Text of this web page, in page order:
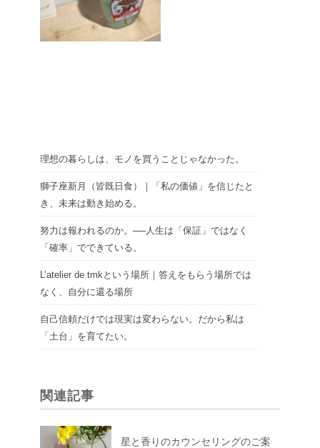
理想の暮らしは、モノを買うことじゃなかった。
獅子座新月（皆既日食）｜「私の価値」を信じたと
き、未来は動き始める。
努力は報われるのか。──人生は「保証」ではなく
「確率」でできている。
L’atelier de tmkという場所｜答えをもらう場所では
なく、自分に還る場所
自己信頼だけでは現実は変わらない。だから私は
「土台」を育てたい。
関連記事
星と香りのカウンセリングのご案